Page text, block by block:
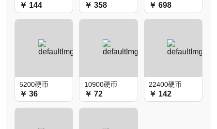
￥ 144 ￥ 358 ￥ 698
5200硬币
￥ 36
10900硬币
￥ 72
22400硬币
￥ 142